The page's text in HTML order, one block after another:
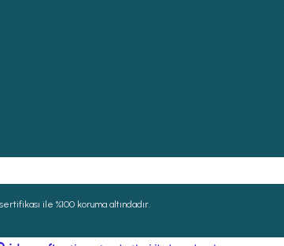
ile %100 koruma altındadır.